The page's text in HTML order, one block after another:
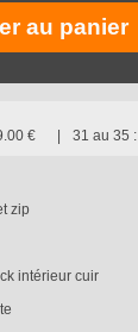
au panier
€ 31 au 35 :
zip
intérieur cuir